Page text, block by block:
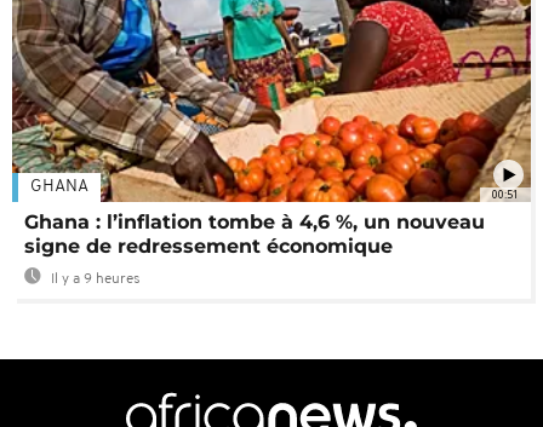
00:51
GHANA
Ghana : l’inflation tombe à 4,6 %, un nouveau
signe de redressement économique
Il y a 9 heures